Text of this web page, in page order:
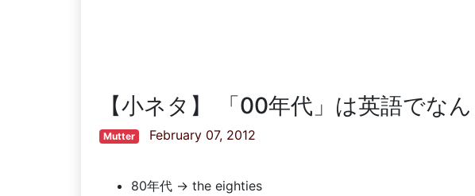
【小ネタ】 「00年代」は英語でな
Mutter February 07, 2012
80年代 → the eighties